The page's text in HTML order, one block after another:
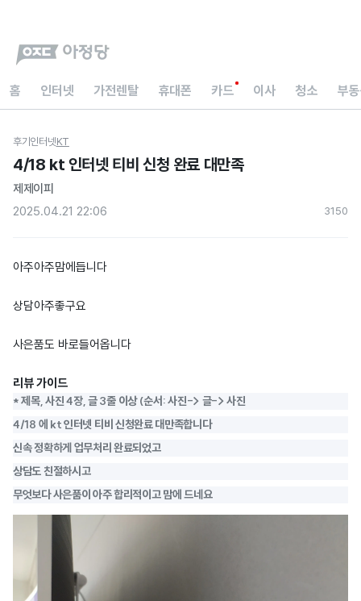
홈 인터넷 가전렌탈 휴대폰 카드 이사 청소 부
후기 인터넷KT
4/18 kt 인터넷 티비 신청 완료 대만족
제제이피
2025.04.21 22:06
3150
아주아주맘에듭니다
상담아주좋구요
사은품도 바로들어옵니다
리뷰 가이드
* 제목, 사진 4장, 글 3줄 이상 (순서: 사진-> 글-> 사진
4/18 에 kt 인터넷 티비 신청완료 대만족합니다
신속 정확하게 업무처리 완료되었고
상담도 친절하시고
무엇보다 사은품이 아주 합리적이고 맘에 드네요